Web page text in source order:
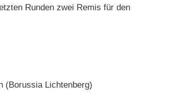
Runden zwei Remis für den
(Borussia Lichtenberg)